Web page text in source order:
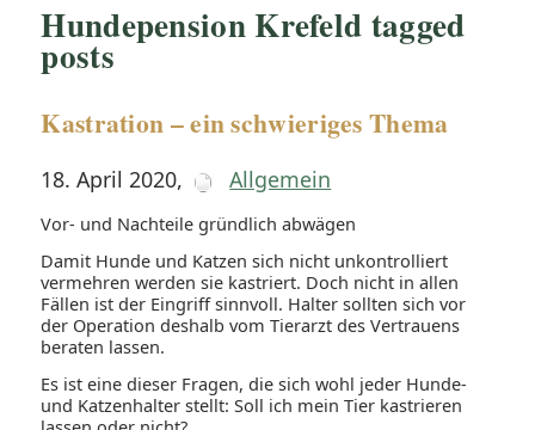
Hundepension Krefeld tagged
posts
Kastration – ein schwieriges Thema
18. April 2020, Allgemein
Vor- und Nachteile gründlich abwägen
Damit Hunde und Katzen sich nicht unkontrolliert
vermehren werden sie kastriert. Doch nicht in allen
Fällen ist der Eingriff sinnvoll. Halter sollten sich vor
der Operation deshalb vom Tierarzt des Vertrauens
beraten lassen.
Es ist eine dieser Fragen, die sich wohl jeder Hunde-
und Katzenhalter stellt: Soll ich mein Tier kastrieren